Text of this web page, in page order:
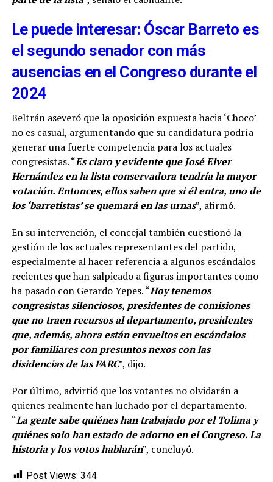
Le puede interesar: Óscar Barreto es
el segundo senador con más
ausencias en el Congreso durante el
2024
Beltrán aseveró que la oposición expuesta hacia ‘Choco’
no es casual, argumentando que su candidatura podría
generar una fuerte competencia para los actuales
congresistas. “Es claro y evidente que José Elver
Hernández en la lista conservadora tendría la mayor
votación. Entonces, ellos saben que si él entra, uno de
los ‘barretistas’ se quemará en las urnas”, afirmó.
En su intervención, el concejal también cuestionó la
gestión de los actuales representantes del partido,
especialmente al hacer referencia a algunos escándalos
recientes que han salpicado a figuras importantes como
ha pasado con Gerardo Yepes. “Hoy tenemos
congresistas silenciosos, presidentes de comisiones
que no traen recursos al departamento, presidentes
que, además, ahora están envueltos en escándalos
por familiares con presuntos nexos con las
disidencias de las FARC”, dijo.
Por último, advirtió que los votantes no olvidarán a
quienes realmente han luchado por el departamento.
“La gente sabe quiénes han trabajado por el Tolima y
quiénes solo han estado de adorno en el Congreso. La
historia y los votos hablarán”, concluyó.
Post Views: 344